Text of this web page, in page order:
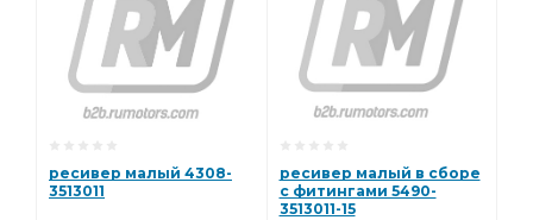
ресивер малый 4308-
3513011
ресивер малый в сборе
с фитингами 5490-
3513011-15